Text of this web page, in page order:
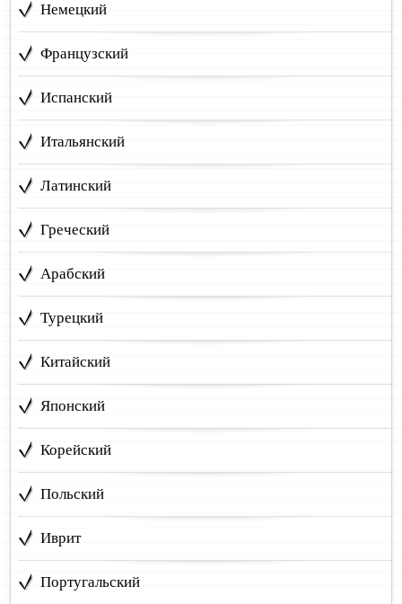
Немецкий
Французский
Испанский
Итальянский
Латинский
Греческий
Арабский
Турецкий
Китайский
Японский
Корейский
Польский
Иврит
Португальский